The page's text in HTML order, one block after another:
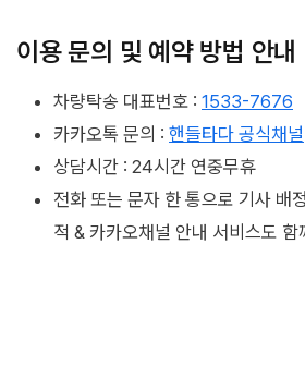
이용 문의 및 예약 방법 안내
차량탁송 대표번호 : 1533-7676
카카오톡 문의 : 핸들타다 공식채널
상담시간 : 24시간 연중무휴
전화 또는 문자 한 통으로 기사 배
적 & 카카오채널 안내 서비스도